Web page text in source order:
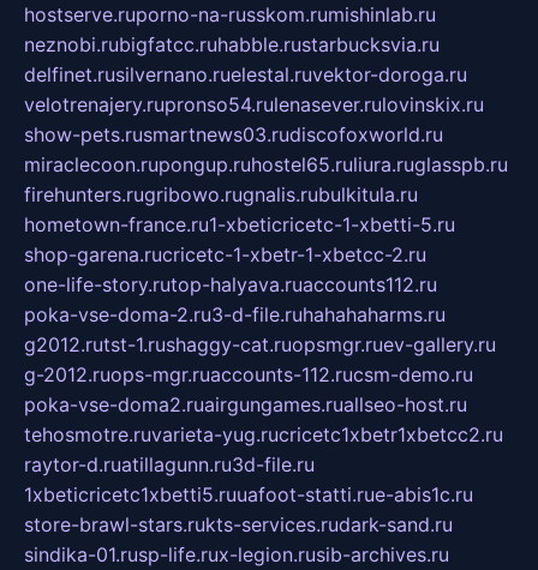
hostserve.ruporno-na-russkom.rumishinlab.ru
neznobi.rubigfatcc.ruhabble.rustarbucksvia.ru
delfinet.rusilvernano.ruelestal.ruvektor-doroga.ru
velotrenajery.rupronso54.rulenasever.rulovinskix.ru
show-pets.rusmartnews03.rudiscofoxworld.ru
miraclecoon.rupongup.ruhostel65.ruliura.ruglasspb.ru
firehunters.rugribowo.rugnalis.rubulkitula.ru
hometown-france.ru1-xbeticricetc-1-xbetti-5.ru
shop-garena.rucricetc-1-xbetr-1-xbetcc-2.ru
one-life-story.rutop-halyava.ruaccounts112.ru
poka-vse-doma-2.ru3-d-file.ruhahahaharms.ru
g2012.rutst-1.rushaggy-cat.ruopsmgr.ruev-gallery.ru
g-2012.ruops-mgr.ruaccounts-112.rucsm-demo.ru
poka-vse-doma2.ruairgungames.ruallseo-host.ru
tehosmotre.ruvarieta-yug.rucricetc1xbetr1xbetcc2.ru
raytor-d.ruatillagunn.ru3d-file.ru
1xbeticricetc1xbetti5.ruuafoot-statti.rue-abis1c.ru
store-brawl-stars.rukts-services.rudark-sand.ru
sindika-01.rusp-life.rux-legion.rusib-archives.ru